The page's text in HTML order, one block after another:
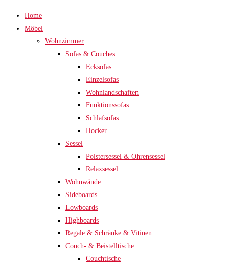
Home
Möbel
Wohnzimmer
Sofas & Couches
Ecksofas
Einzelsofas
Wohnlandschaften
Funktionssofas
Schlafsofas
Hocker
Sessel
Polstersessel & Ohrensessel
Relaxsessel
Wohnwände
Sideboards
Lowboards
Highboards
Regale & Schränke & Vitinen
Couch- & Beistelltische
Couchtische